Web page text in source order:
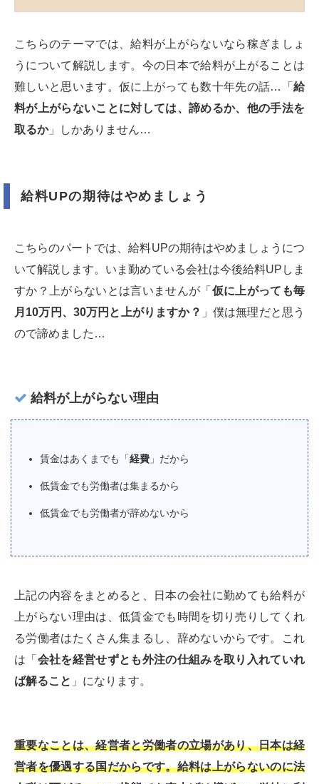
こちらのテーマでは、給料が上がらないなら稼ぎましょ
うについて解説します。今の日本で給料が上がることは
難しいと思います。仮に上がっても数十年先の話…「 給
料が上がらないことに対しては、諦めるか、他の手法を
取るか」しかありません…
給料UPの期待はやめましょう
こちらのパートでは、給料UPの期待はやめましょうにつ
いて解説します。いま勤めている会社は今後給料UPしま
すか？上がらないとは言いませんが「 仮に上がっても毎
月10万円、30万円と上がりますか？ 」僕は無理だと思う
ので諦めました…
給料が上がらない理由
賃金はあくまでも「経費 」だから
低賃金でも労働者は集まるから
低賃金でも労働者が辞めないから
上記の内容をまとめると、日本の会社に勤めても給料が
上がらない理由は、低賃金でも時間を切り売りしてくれ
る労働者はたくさん集まるし、辞めないからです。これ
は「 会社を経営せずとも外注の仕組みを取り入れていれ
ば解ること 」になります。
重要なことは、経営者と労働者の立場があり、日本は経
営者を優遇する国だからです。給料は上がらないのに法